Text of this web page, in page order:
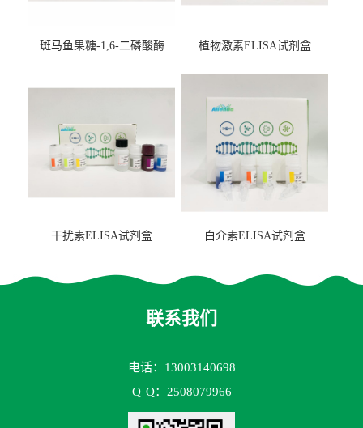
斑马鱼果糖-1,6-二磷酸酶
盒
植物激素ELISA试剂盒
干扰素ELISA试剂盒 白介素ELISA试剂盒
联系我们
电话：13003140698
Q Q：2508079966